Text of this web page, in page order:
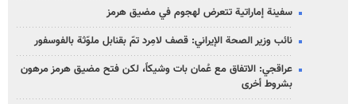
سفينة إماراتية تتعرض لهجوم في مضيق هرمز
نائب وزير الصحة الإيراني: قصف لامِرد تمّ بقنابل ملوّثة بالفوسفور
عراقجي: الاتفاق مع عُمان بات وشيكاً، لكن فتح مضيق هرمز مرهون
بشروط أخرى